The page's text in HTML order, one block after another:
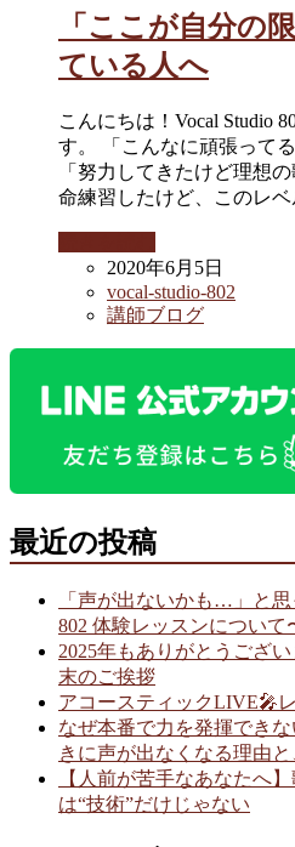
「ここが自分の
ている人へ
こんにちは！Vocal Studio
す。 「こんなに頑張って
「努力してきたけど理想
命練習したけど、このレ
2020年6月5日
vocal-studio-802
講師ブログ
最近の投稿
「声が出ないかも…」と
802 体験レッスンについて
2025年もありがとうござ
末のご挨拶
アコースティックLIVE🎤
なぜ本番で力を発揮でき
きに声が出なくなる理由
【人前が苦手なあなたへ
は“技術”だけじゃない